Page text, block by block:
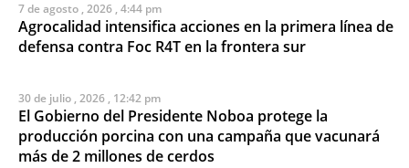
7 de agosto , 2026 , 4:44 pm
Agrocalidad intensifica acciones en la primera línea de
defensa contra Foc R4T en la frontera sur
30 de julio , 2026 , 12:42 pm
El Gobierno del Presidente Noboa protege la
producción porcina con una campaña que vacunará
más de 2 millones de cerdos